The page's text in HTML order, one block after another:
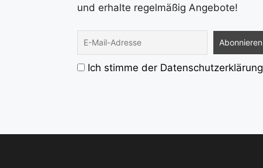
und erhalte regelmäßig Angebote!
Ich stimme der Datenschutzerklärung